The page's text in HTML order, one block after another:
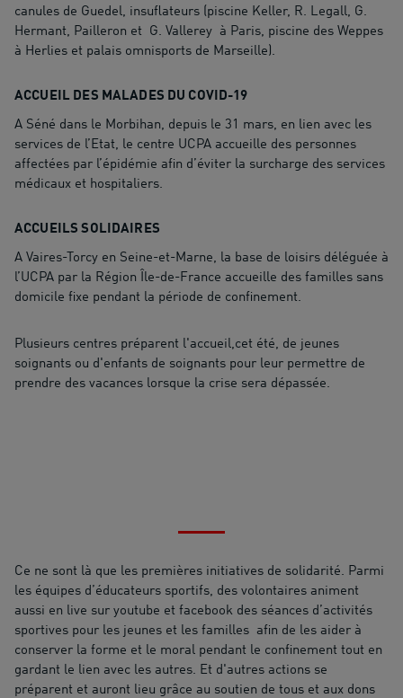
canules de Guedel, insuflateurs (piscine Keller, R. Legall, G.
Hermant, Pailleron et G. Vallerey à Paris, piscine des Weppes
à Herlies et palais omnisports de Marseille).
ACCUEIL DES MALADES DU COVID-19
A Séné dans le Morbihan, depuis le 31 mars, en lien avec les
services de l’Etat, le centre UCPA accueille des personnes
affectées par l’épidémie afin d’éviter la surcharge des services
médicaux et hospitaliers.
ACCUEILS SOLIDAIRES
A Vaires-Torcy en Seine-et-Marne, la base de loisirs déléguée à
l’UCPA par la Région Île-de-France accueille des familles sans
domicile fixe pendant la période de confinement.
Plusieurs centres préparent l'accueil,cet été, de jeunes
soignants ou d'enfants de soignants pour leur permettre de
prendre des vacances lorsque la crise sera dépassée.
Ce ne sont là que les premières initiatives de solidarité. Parmi
les équipes d’éducateurs sportifs, des volontaires animent
aussi en live sur youtube et facebook des séances d’activités
sportives pour les jeunes et les familles afin de les aider à
conserver la forme et le moral pendant le confinement tout en
gardant le lien avec les autres. Et d'autres actions se
préparent et auront lieu grâce au soutien de tous et aux dons